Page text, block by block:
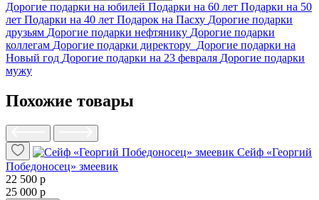
Дорогие подарки на юбилей Подарки на 60 лет Подарки на 50
лет Подарки на 40 лет Подарок на Пасху Дорогие подарки
друзьям Дорогие подарки нефтянику Дорогие подарки
коллегам Дорогие подарки директору Дорогие подарки на
Новый год Дорогие подарки на 23 февраля Дорогие подарки
мужу
Похожие товары
Сейф «Георгий
Победоносец» змеевик
22 500 р
25 000 р